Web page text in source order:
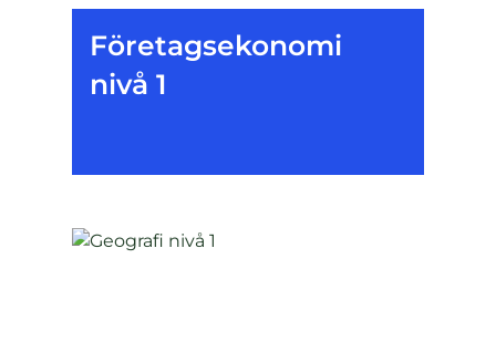
Företagsekonomi
nivå 1